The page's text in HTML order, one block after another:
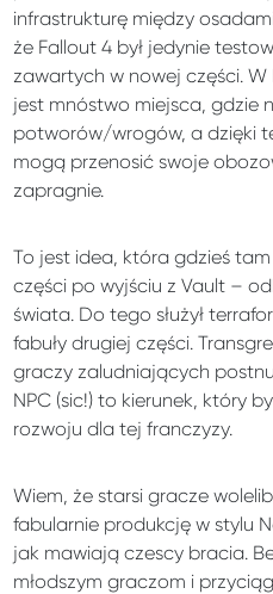
infrastrukturę między
że Fallout 4 był jedynie
zawartych w nowej części. W
jest mnóstwo miejsca, gdzie
potworów/wrogów, a dzięki
mogą przenosić swoje
zapragnie.
To jest idea, która gdzieś tam
części po wyjściu z Vault –
świata. Do tego służył
fabuły drugiej części.
graczy zaludniających
NPC (sic!) to kierunek, który
rozwoju dla tej franczyzy.
Wiem, że starsi gracze
fabularnie produkcję w stylu
jak mawiają czescy bracia.
młodszym graczom i